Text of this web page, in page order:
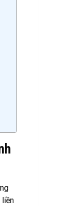
liền